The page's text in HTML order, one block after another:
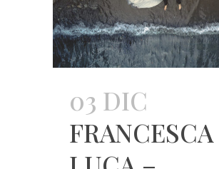
03 DIC
FRANCESCA